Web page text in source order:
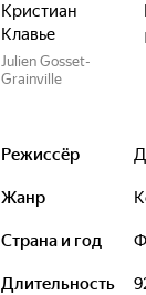
Кристиан
Клавье
Julien Gosset-
Grainville
Режиссёр
Жанр
Страна и год
Длительность